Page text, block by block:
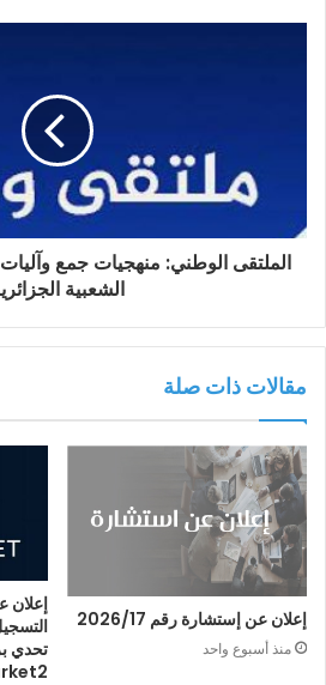
الملتقى الوطني: منهجيات جمع
الشعبية
مقالات ذات صلة
إعلان عن إستشارة رقم 2026/17
منذ أسبوع واحد
إعلان